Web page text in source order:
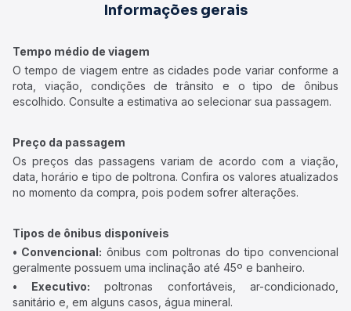
Informações gerais
Tempo médio de viagem
O tempo de viagem entre as cidades pode variar conforme a
rota, viação, condições de trânsito e o tipo de ônibus
escolhido. Consulte a estimativa ao selecionar sua passagem.
Preço da passagem
Os preços das passagens variam de acordo com a viação,
data, horário e tipo de poltrona. Confira os valores atualizados
no momento da compra, pois podem sofrer alterações.
Tipos de ônibus disponíveis
• Convencional: ônibus com poltronas do tipo convencional
geralmente possuem uma inclinação até 45º e banheiro.
• Executivo: poltronas confortáveis, ar-condicionado,
sanitário e, em alguns casos, água mineral.